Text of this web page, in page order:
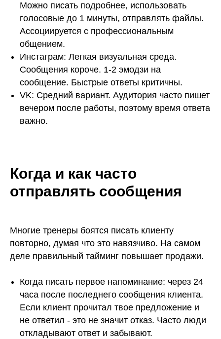
Можно писать подробнее, использовать
голосовые до 1 минуты, отправлять файлы.
Ассоциируется с профессиональным
общением.
Инстаграм: Легкая визуальная среда.
Сообщения короче. 1-2 эмодзи на
сообщение. Быстрые ответы критичны.
VK: Средний вариант. Аудитория часто пишет
вечером после работы, поэтому время ответа
важно.
Когда и как часто
отправлять сообщения
Многие тренеры боятся писать клиенту
повторно, думая что это навязчиво. На самом
деле правильный тайминг повышает продажи.
Когда писать первое напоминание: через 24
часа после последнего сообщения клиента.
Если клиент прочитал твое предложение и
не ответил - это не значит отказ. Часто люди
откладывают ответ и забывают.